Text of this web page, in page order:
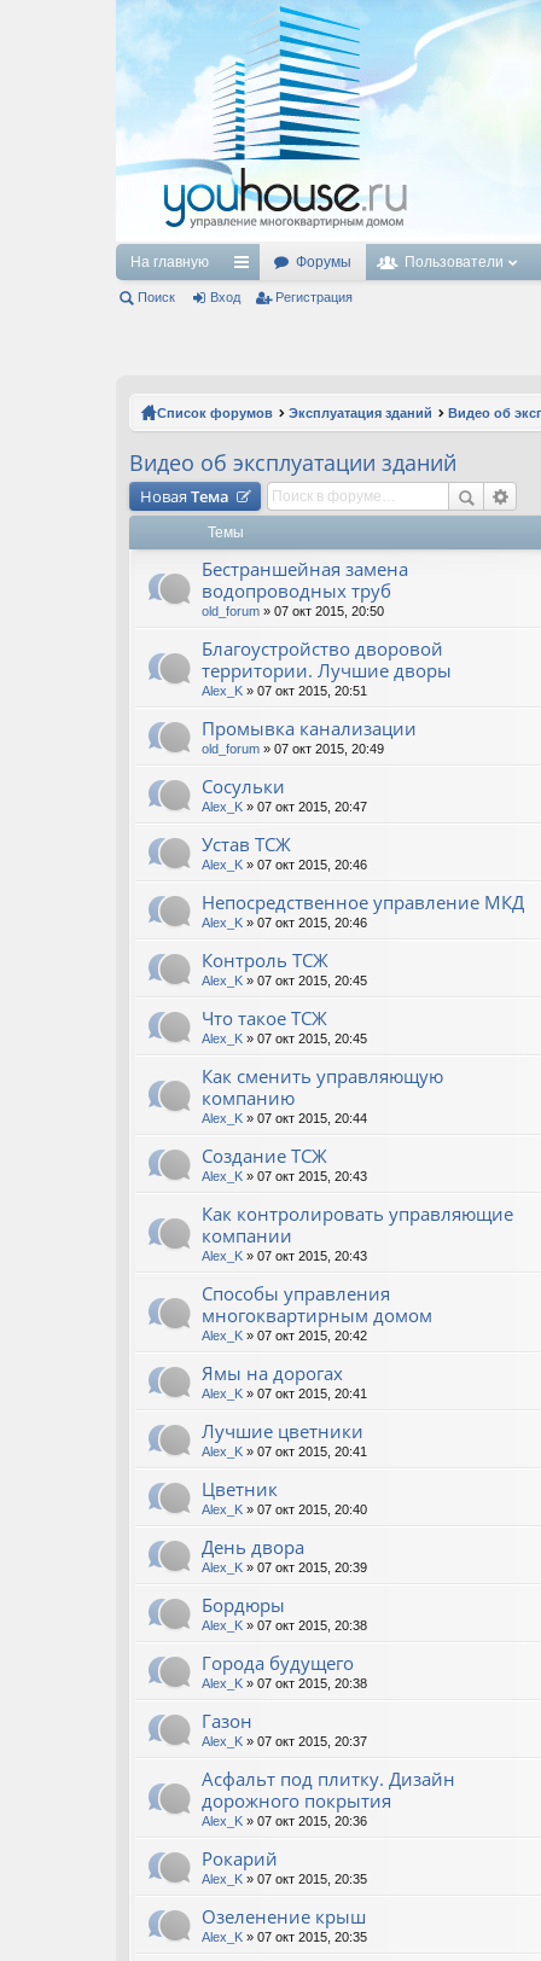
На главную
с
и
Форумы Пользователи
Поиск Вход Регистрация
Список форумов Эксплуатация зданий Видео об
Видео об эксплуатации зданий
Новая Тема
Темы
Бестраншейная замена
водопроводных труб
old_forum » 07 окт 2015, 20:50
Благоустройство дворовой
территории. Лучшие дворы
Alex_K » 07 окт 2015, 20:51
Промывка канализации
old_forum » 07 окт 2015, 20:49
Сосульки
Alex_K » 07 окт 2015, 20:47
Устав ТСЖ
Alex_K » 07 окт 2015, 20:46
Непосредственное управление МКД
Alex_K » 07 окт 2015, 20:46
Контроль ТСЖ
Alex_K » 07 окт 2015, 20:45
Что такое ТСЖ
Alex_K » 07 окт 2015, 20:45
Как сменить управляющую
компанию
Alex_K » 07 окт 2015, 20:44
Создание ТСЖ
Alex_K » 07 окт 2015, 20:43
Как контролировать управляющие
компании
Alex_K » 07 окт 2015, 20:43
Способы управления
многоквартирным домом
Alex_K » 07 окт 2015, 20:42
Ямы на дорогах
Alex_K » 07 окт 2015, 20:41
Лучшие цветники
Alex_K » 07 окт 2015, 20:41
Цветник
Alex_K » 07 окт 2015, 20:40
День двора
Alex_K » 07 окт 2015, 20:39
Бордюры
Alex_K » 07 окт 2015, 20:38
Города будущего
Alex_K » 07 окт 2015, 20:38
Газон
Alex_K » 07 окт 2015, 20:37
Асфальт под плитку. Дизайн
дорожного покрытия
Alex_K » 07 окт 2015, 20:36
Рокарий
Alex_K » 07 окт 2015, 20:35
Озеленение крыш
Alex_K » 07 окт 2015, 20:35